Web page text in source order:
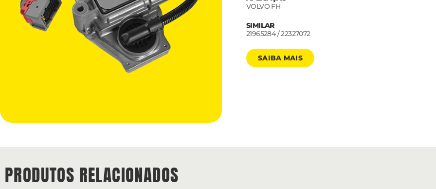
VOLVO FH
SIMILAR
21965284 / 22327072
SAIBA MAIS
PRODUTOS RELACIONADOS